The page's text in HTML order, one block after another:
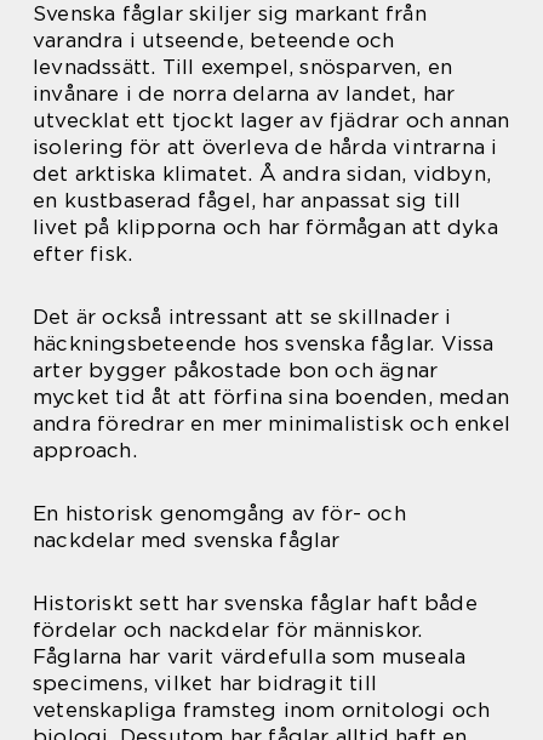
Svenska fåglar skiljer sig markant från
varandra i utseende, beteende och
levnadssätt. Till exempel, snösparven, en
invånare i de norra delarna av landet, har
utvecklat ett tjockt lager av fjädrar och annan
isolering för att överleva de hårda vintrarna i
det arktiska klimatet. Å andra sidan, vidbyn,
en kustbaserad fågel, har anpassat sig till
livet på klipporna och har förmågan att dyka
efter fisk.
Det är också intressant att se skillnader i
häckningsbeteende hos svenska fåglar. Vissa
arter bygger påkostade bon och ägnar
mycket tid åt att förfina sina boenden, medan
andra föredrar en mer minimalistisk och enkel
approach.
En historisk genomgång av för- och
nackdelar med svenska fåglar
Historiskt sett har svenska fåglar haft både
fördelar och nackdelar för människor.
Fåglarna har varit värdefulla som museala
specimens, vilket har bidragit till
vetenskapliga framsteg inom ornitologi och